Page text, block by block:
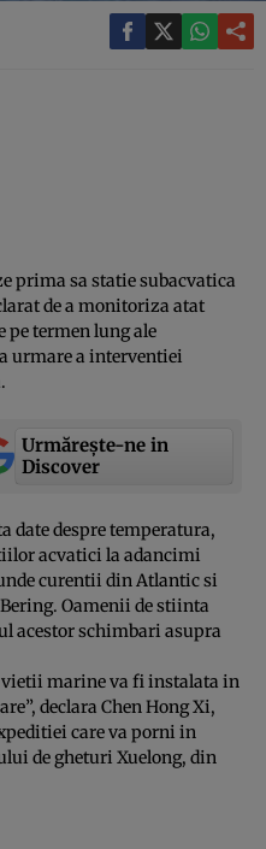
prima sa statie subacvatica
de a monitoriza atat
termen lung ale
urmare a interventiei
Urmărește-ne in
Discover
date despre temperatura,
acvatici la adancimi
curentii din Atlantic si
Oamenii de stiinta
acestor schimbari asupra
marine va fi instalata in
declara Chen Hong Xi,
care va porni in
de gheturi Xuelong, din